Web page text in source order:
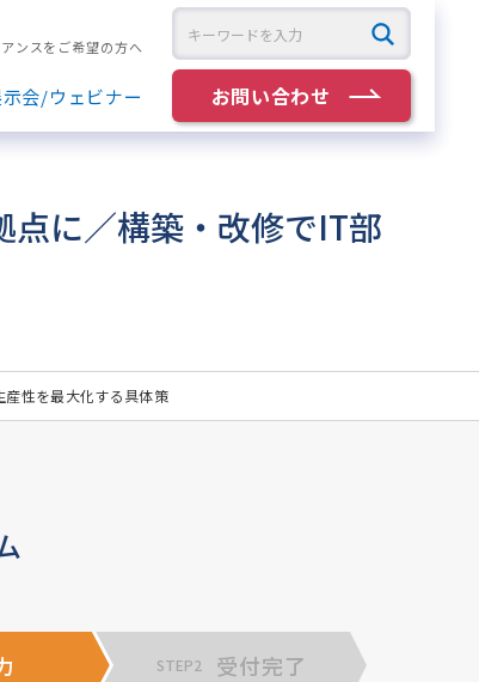
会/ウェビナー
ンスをご希望の方へ
お問い合わせ
点に／構築・改修でIT部
性を最大化する具体策
STEP2 受付完了